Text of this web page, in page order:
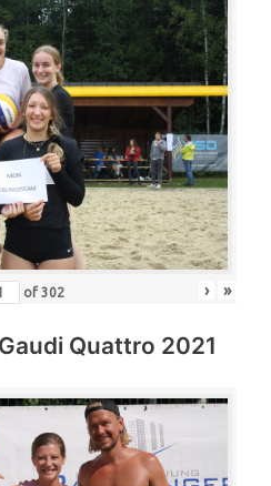
of 302 › »
Quattro 2021